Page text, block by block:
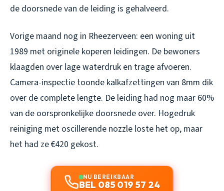
de doorsnede van de leiding is gehalveerd.
Vorige maand nog in Rheezerveen: een woning uit
1989 met originele koperen leidingen. De bewoners
klaagden over lage waterdruk en trage afvoeren.
Camera-inspectie toonde kalkafzettingen van 8mm dik
over de complete lengte. De leiding had nog maar 60%
van de oorspronkelijke doorsnede over. Hogedruk
reiniging met oscillerende nozzle loste het op, maar
het had ze €420 gekost.
NU BEREIKBAAR
BEL 085 019 57 24